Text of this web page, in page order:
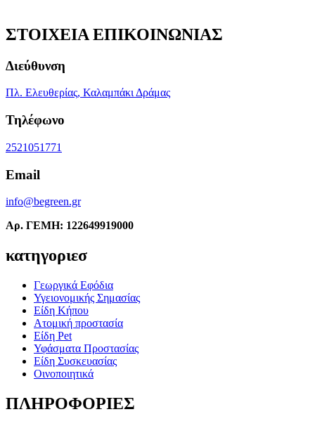
ΣΤΟΙΧΕΙΑ ΕΠΙΚΟΙΝΩΝΙΑΣ
Διεύθυνση
Πλ. Ελευθερίας, Καλαμπάκι Δράμας
Τηλέφωνο
2521051771
Email
info@begreen.gr
Αρ. ΓΕΜΗ: 122649919000
κατηγοριεσ
Γεωργικά Εφόδια
Υγειονομικής Σημασίας
Είδη Κήπου
Ατομική προστασία
Είδη Pet
Υφάσματα Προστασίας
Είδη Συσκευασίας
Οινοποιητικά
ΠΛΗΡΟΦΟΡΙΕΣ